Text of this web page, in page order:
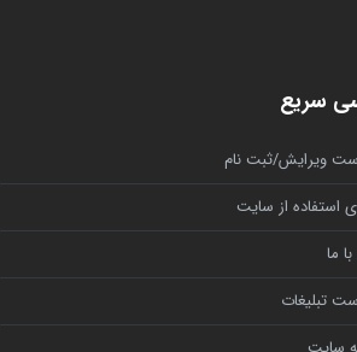
سریع
ویرایش/ثبت نام
استفاده از سایت
ما
تبلیغات